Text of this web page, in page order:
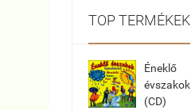
TOP TERMÉKEK
Éneklő
évszakok
(CD)